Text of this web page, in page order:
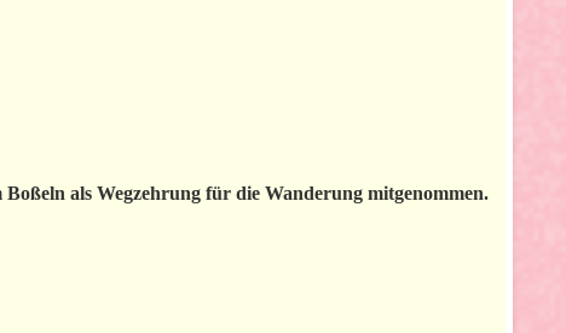
als Wegzehrung für die Wanderung mitgenommen.